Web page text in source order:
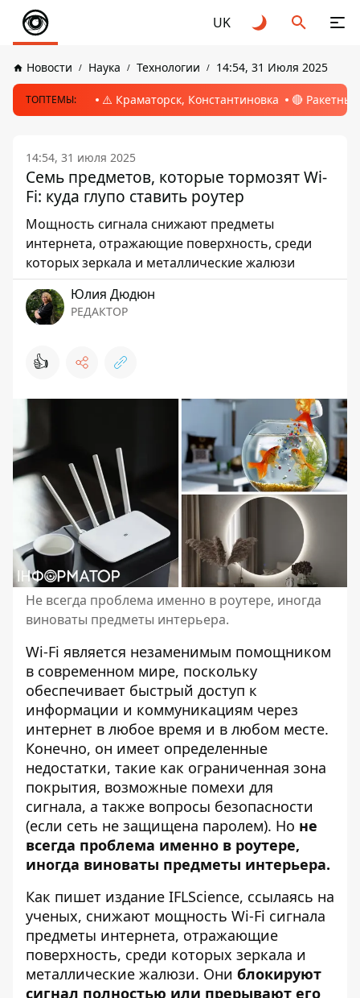
UK
Новости Наука Технологии 14:54, 31 Июля 2025
ТОПТЕМЫ: ⚠️ Краматорск, Константиновка 🔴
14:54, 31 июля 2025
Семь предметов, которые тормозят Wi-
Fi: куда глупо ставить роутер
Мощность сигнала снижают предметы
интернета, отражающие поверхность, среди
которых зеркала и металлические жалюзи
Юлия Дюдюн
РЕДАКТОР
👍
Не всегда проблема именно в роутере, иногда
виноваты предметы интерьера.
Wi-Fi является незаменимым помощником
в современном мире, поскольку
обеспечивает быстрый доступ к
информации и коммуникациям через
интернет в любое время и в любом месте.
Конечно, он имеет определенные
недостатки, такие как ограниченная зона
покрытия, возможные помехи для
сигнала, а также вопросы безопасности
(если сеть не защищена паролем). Но не
всегда проблема именно в роутере,
иногда виноваты предметы интерьера.
Как пишет издание IFLScience, ссылаясь на
ученых, снижают мощность Wi-Fi сигнала
предметы интернета, отражающие
поверхность, среди которых зеркала и
металлические жалюзи. Они блокируют
сигнал полностью или прерывают его